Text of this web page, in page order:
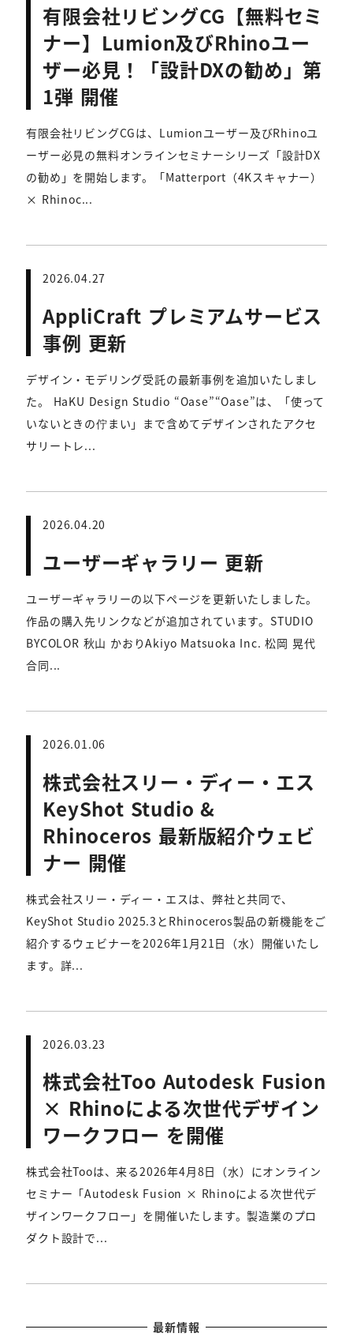
有限会社リビングCG【無料セミ
ナー】Lumion及びRhinoユー
ザー必見！「設計DXの勧め」第
1弾 開催
有限会社リビングCGは、Lumionユーザー及びRhinoユ
ーザー必見の無料オンラインセミナーシリーズ「設計DX
の勧め」を開始します。「Matterport（4Kスキャナー）
× Rhinoc...
2026.04.27
AppliCraft プレミアムサービス
事例 更新
デザイン・モデリング受託の最新事例を追加いたしまし
た。 HaKU Design Studio “Oase”“Oase”は、「使って
いないときの佇まい」まで含めてデザインされたアクセ
サリートレ...
2026.04.20
ユーザーギャラリー 更新
ユーザーギャラリーの以下ページを更新いたしました。
作品の購入先リンクなどが追加されています。STUDIO
BYCOLOR 秋山 かおりAkiyo Matsuoka Inc. 松岡 晃代
合同...
2026.01.06
株式会社スリー・ディー・エス
KeyShot Studio &
Rhinoceros 最新版紹介ウェビ
ナー 開催
株式会社スリー・ディー・エスは、弊社と共同で、
KeyShot Studio 2025.3とRhinoceros製品の新機能をご
紹介するウェビナーを2026年1月21日（水）開催いたし
ます。詳...
2026.03.23
株式会社Too Autodesk Fusion
× Rhinoによる次世代デザイン
ワークフロー を開催
株式会社Tooは、来る2026年4月8日（水）にオンライン
セミナー「Autodesk Fusion × Rhinoによる次世代デ
ザインワークフロー」を開催いたします。製造業のプロ
ダクト設計で...
最新情報